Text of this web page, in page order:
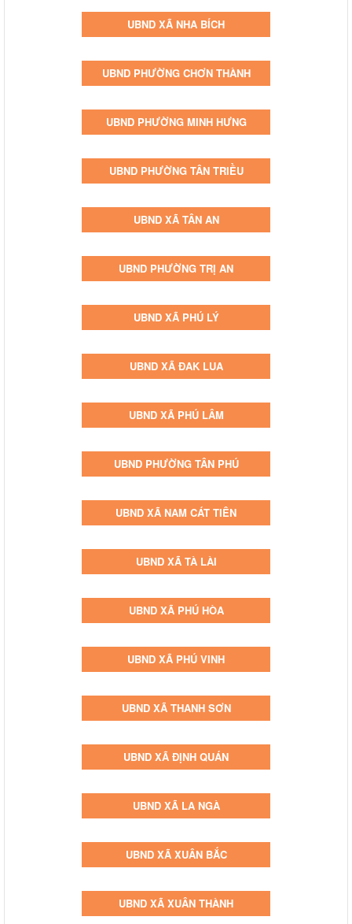
UBND XÃ NHA BÍCH
UBND PHƯỜNG CHƠN THÀNH
UBND PHƯỜNG MINH HƯNG
UBND PHƯỜNG TÂN TRIỀU
UBND XÃ TÂN AN
UBND PHƯỜNG TRỊ AN
UBND XÃ PHÚ LÝ
UBND XÃ ĐAK LUA
UBND XÃ PHÚ LÂM
UBND PHƯỜNG TÂN PHÚ
UBND XÃ NAM CÁT TIÊN
UBND XÃ TÀ LÀI
UBND XÃ PHÚ HÒA
UBND XÃ PHÚ VINH
UBND XÃ THANH SƠN
UBND XÃ ĐỊNH QUÁN
UBND XÃ LA NGÀ
UBND XÃ XUÂN BẮC
UBND XÃ XUÂN THÀNH